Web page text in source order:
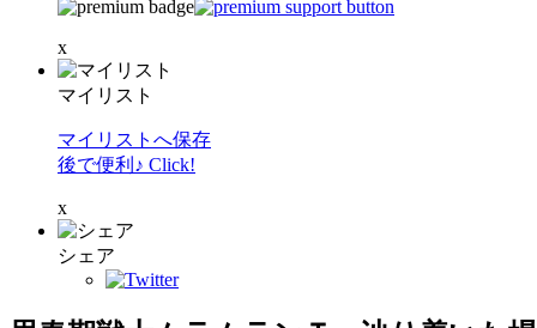
x
マイリスト
マイリストへ保存
後で便利♪ Click!
x
シェア